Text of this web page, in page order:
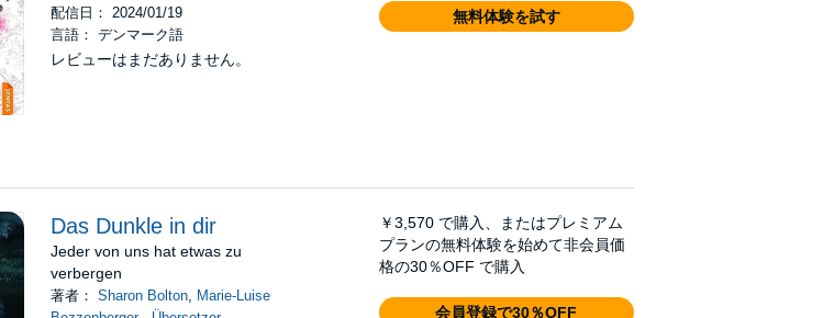
配信日： 2024/01/19
言語： デンマーク語
レビューはまだありません。
無料体験を試す
Das Dunkle in dir
Jeder von uns hat etwas zu
verbergen
著者：Sharon Bolton Marie-Luise
￥3,570 で購入、またはプレミアム
プランの無料体験を始めて非会員価
格の30％OFF で購入
会員登録で30％OFF